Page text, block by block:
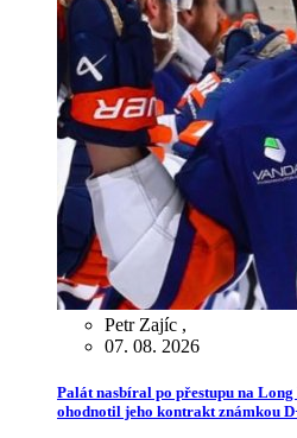
Petr Zajíc ,
07. 08. 2026
Palát nasbíral po přestupu na
ohodnotil jeho kontrakt známkou